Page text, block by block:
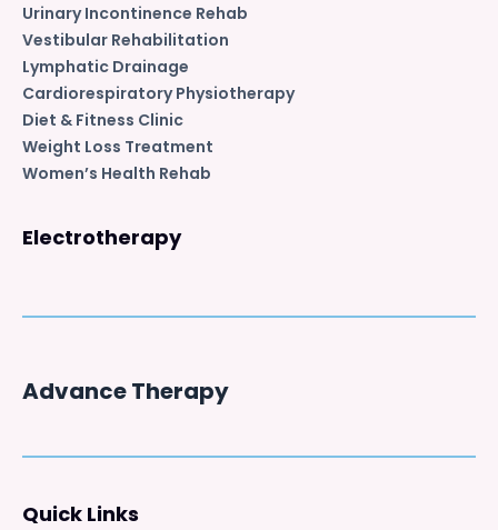
Urinary Incontinence Rehab
Vestibular Rehabilitation
Lymphatic Drainage
Cardiorespiratory Physiotherapy
Diet & Fitness Clinic
Weight Loss Treatment
Women’s Health Rehab
Electrotherapy
Advance Therapy
Quick Links